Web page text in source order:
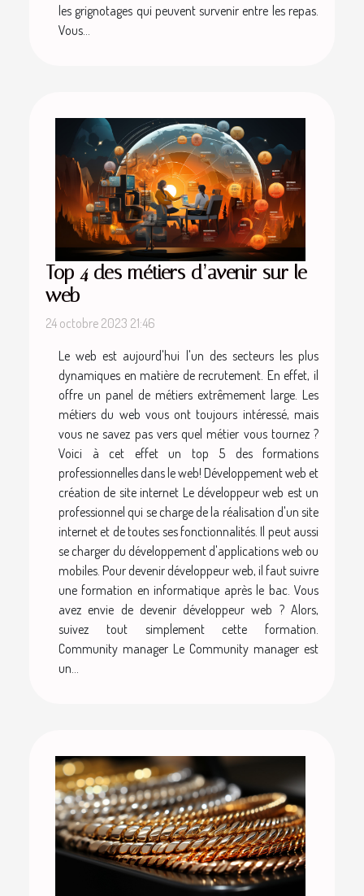
les grignotages qui peuvent survenir entre les repas.
Vous...
Top 4 des métiers d’avenir sur le
web
24 octobre 2023 21:46
Le web est aujourd'hui l'un des secteurs les plus
dynamiques en matière de recrutement. En effet, il
offre un panel de métiers extrêmement large. Les
métiers du web vous ont toujours intéressé, mais
vous ne savez pas vers quel métier vous tournez ?
Voici à cet effet un top 5 des formations
professionnelles dans le web! Développement web et
création de site internet Le développeur web est un
professionnel qui se charge de la réalisation d'un site
internet et de toutes ses fonctionnalités. Il peut aussi
se charger du développement d'applications web ou
mobiles. Pour devenir développeur web, il faut suivre
une formation en informatique après le bac. Vous
avez envie de devenir développeur web ? Alors,
suivez tout simplement cette formation.
Community manager Le Community manager est
un...